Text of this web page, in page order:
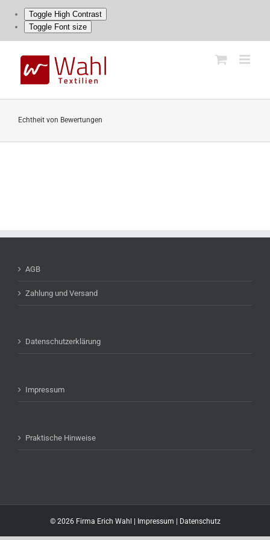
Toggle High Contrast
Toggle Font size
content
Echtheit von Bewertungen
AGB
Zahlung und Versand
Datenschutzerklärung
Impressum
Praktische Hinweise
© 2026 Firma Erich Wahl | Impressum Datenschutz